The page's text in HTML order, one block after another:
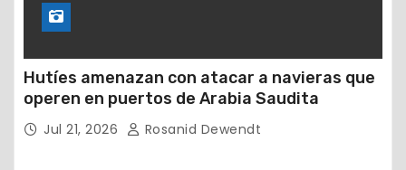
Hutíes amenazan con atacar a navieras que
operen en puertos de Arabia Saudita
Jul 21, 2026 Rosanid Dewendt